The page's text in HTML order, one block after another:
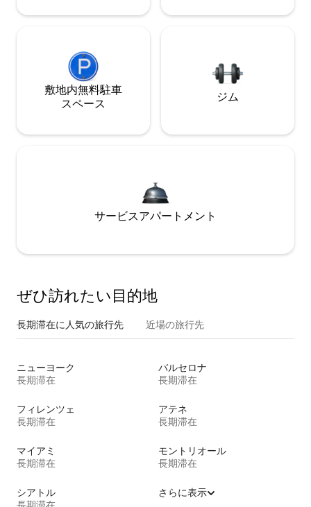
敷地内無料駐⁠車
ス⁠ペ⁠ー⁠ス
ジム
サービスアパートメント
ぜひ訪⁠れ⁠た⁠い目⁠的⁠地
長期滞在に人気の旅行先 近場の旅行先
ニューヨーク
長期滞在
バルセロナ
長期滞在
フィレンツェ
長期滞在
アテネ
長期滞在
マイアミ
長期滞在
モントリオール
長期滞在
シアトル
さらに表示